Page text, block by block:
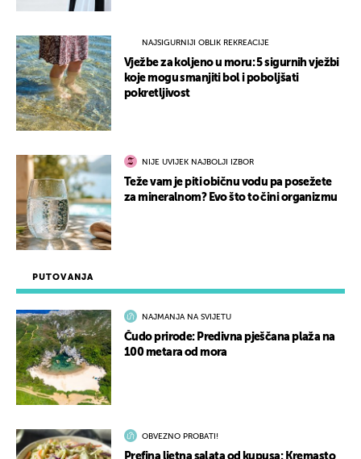
PUTOVANJA
NAJMANJA NA SVIJETU
Čudo prirode: Predivna pješčana plaža na
100 metara od mora
OBVEZNO PROBATI!
Prefina ljetna salata od kupusa: Kremasto
NAJSIGURNIJI OBLIK REKREACIJE
Vježbe za koljeno u moru: 5 sigurnih vježbi
koje mogu smanjiti bol i poboljšati
pokretljivost
NIJE UVIJEK NAJBOLJI IZBOR
Teže vam je piti običnu vodu pa posežete
za mineralnom? Evo što to čini organizmu